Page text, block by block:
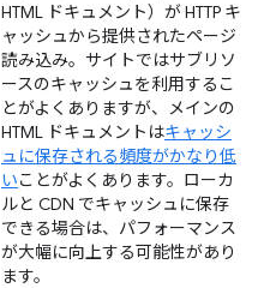
HTML ドキュメント）が HTTP キ
ャッシュから提供されたページ
読み込み。サイトではサブリソ
ースのキャッシュを利用するこ
とがよくありますが、メインの
HTML ドキュメントはキャッシ
ュに保存される頻度がかなり低
いことがよくあります。ローカ
ルと CDN でキャッシュに保存
できる場合は、パフォーマンス
が大幅に向上する可能性があり
ます。